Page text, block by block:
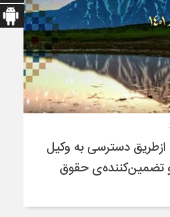
دسترسی به وکیل
تضمین‌کننده‌ی حقوق